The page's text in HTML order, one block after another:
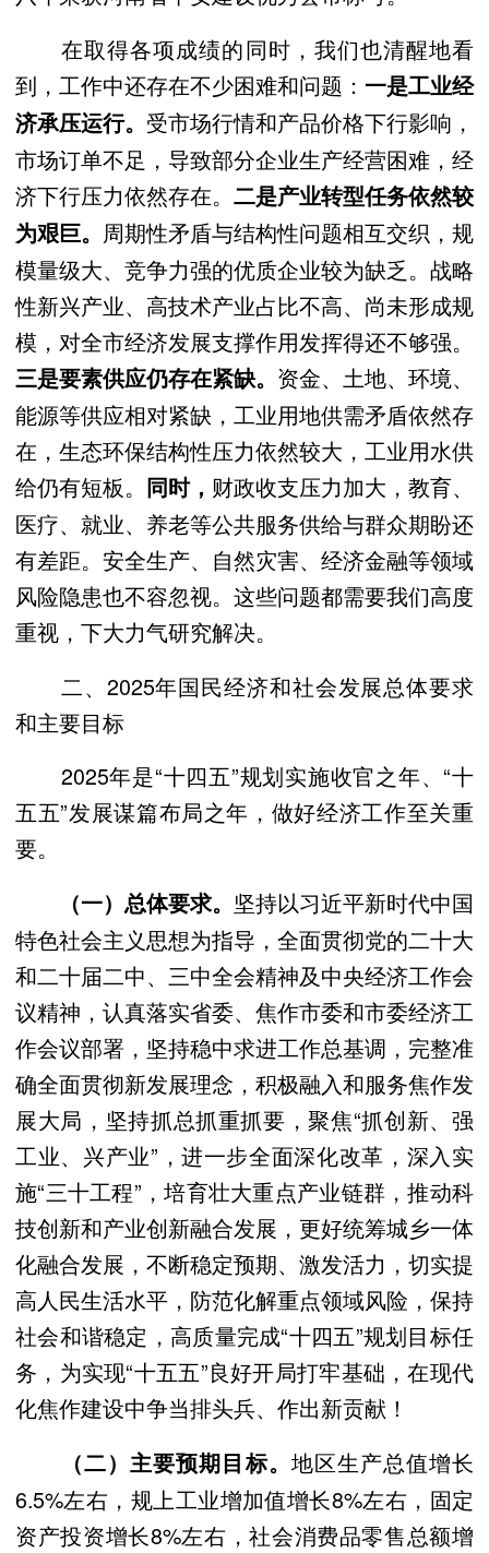
在取得各项成绩的同时，我们也清醒地看
到，工作中还存在不少困难和问题： 一是工业经
济承压运行。 受市场行情和产品价格下行影响，
市场订单不足，导致部分企业生产经营困难，经
济下行压力依然存在。 二是产业转型任务依然较
为艰巨。 周期性矛盾与结构性问题相互交织，规
模量级大、竞争力强的优质企业较为缺乏。战略
性新兴产业、高技术产业占比不高、尚未形成规
模，对全市经济发展支撑作用发挥得还不够强。
三是要素供应仍存在紧缺。 资金、土地、环境、
能源等供应相对紧缺，工业用地供需矛盾依然存
在，生态环保结构性压力依然较大，工业用水供
给仍有短板。 同时， 财政收支压力加大，教育、
医疗、就业、养老等公共服务供给与群众期盼还
有差距。安全生产、自然灾害、经济金融等领域
风险隐患也不容忽视。这些问题都需要我们高度
重视，下大力气研究解决。
二、2025年国民经济和社会发展总体要求
和主要目标
2025年是“十四五”规划实施收官之年、“十
五五”发展谋篇布局之年，做好经济工作至关重
要。
（一）总体要求。 坚持以习近平新时代中国
特色社会主义思想为指导，全面贯彻党的二十大
和二十届二中、三中全会精神及中央经济工作会
议精神，认真落实省委、焦作市委和市委经济工
作会议部署，坚持稳中求进工作总基调，完整准
确全面贯彻新发展理念，积极融入和服务焦作发
展大局，坚持抓总抓重抓要，聚焦“抓创新、强
工业、兴产业”，进一步全面深化改革，深入实
施“三十工程”，培育壮大重点产业链群，推动科
技创新和产业创新融合发展，更好统筹城乡一体
化融合发展，不断稳定预期、激发活力，切实提
高人民生活水平，防范化解重点领域风险，保持
社会和谐稳定，高质量完成“十四五”规划目标任
务，为实现“十五五”良好开局打牢基础，在现代
化焦作建设中争当排头兵、作出新贡献！
（二）主要预期目标。 地区生产总值增长
6.5%左右，规上工业增加值增长8%左右，固定
资产投资增长8%左右，社会消费品零售总额增